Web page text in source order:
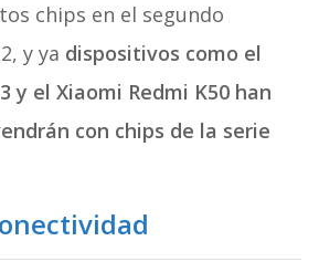
chips en el segundo
y ya dispositivos como el
y el Xiaomi Redmi K50 han
con chips de la serie